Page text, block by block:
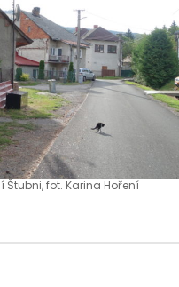
fot. Karina Hoření